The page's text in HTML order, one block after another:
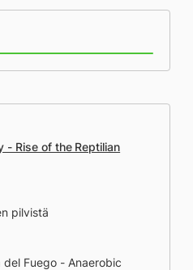
- Rise of the Reptilian
pilvistä
del Fuego - Anaerobic